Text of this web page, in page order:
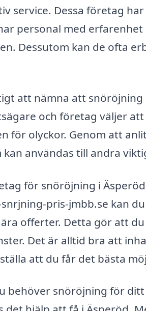
service. Dessa företag
personal med
Dessutom kan de ofta
att nämna att
och företag väljer
för olyckor. Genom att
kan användas till andra
för snöröjning i
pris-jmbb.se kan
offerter. Detta gör att
Det är alltid bra att
att du får det bästa
behöver snöröjning för